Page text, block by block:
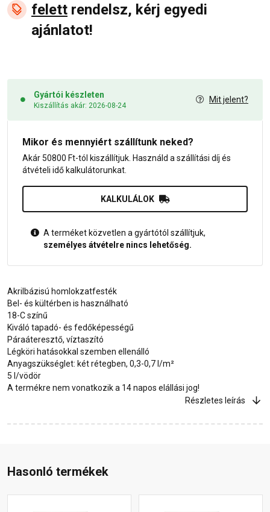
felett rendelsz, kérj egyedi
ajánlatot!
Gyártói készleten
Kiszállítás akár: 2026-08-24
Mit jelent?
Mikor és mennyiért szállítunk neked?
Akár 50800 Ft-tól kiszállítjuk. Használd a szállítási díj és
átvételi idő kalkulátorunkat.
KALKULÁLOK
A terméket közvetlen a gyártótól szállítjuk,
személyes átvételre nincs lehetőség.
Akrilbázisú homlokzatfesték
Bel- és kültérben is használható
18-C színű
Kiváló tapadó- és fedőképességű
Páraáteresztő, víztaszító
Légköri hatásokkal szemben ellenálló
Anyagszükséglet: két rétegben, 0,3-0,7 l/m²
5 l/vödör
A termékre nem vonatkozik a 14 napos elállási jog!
Részletes leírás
Hasonló termékek